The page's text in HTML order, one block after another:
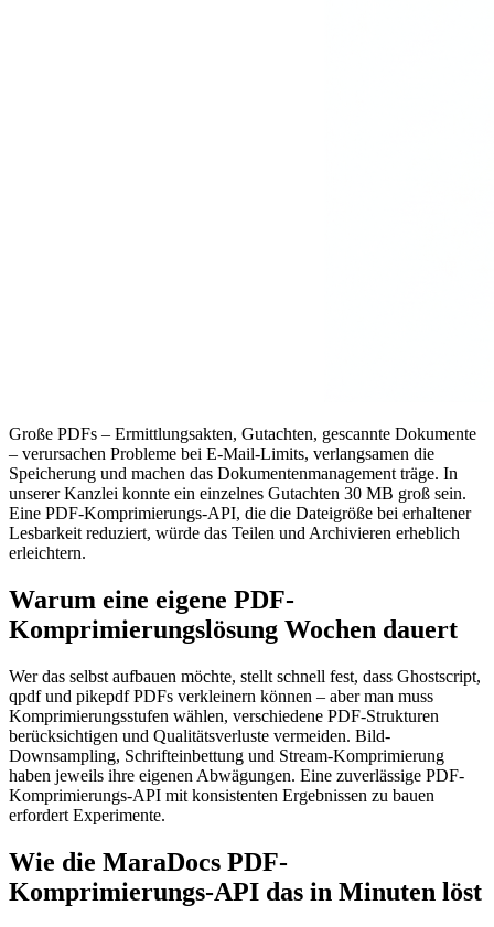
Große PDFs – Ermittlungsakten, Gutachten, gescannte Dokumente
– verursachen Probleme bei E-Mail-Limits, verlangsamen die
Speicherung und machen das Dokumentenmanagement träge. In
unserer Kanzlei konnte ein einzelnes Gutachten 30 MB groß sein.
Eine PDF-Komprimierungs-API, die die Dateigröße bei erhaltener
Lesbarkeit reduziert, würde das Teilen und Archivieren erheblich
erleichtern.
Warum eine eigene PDF-
Komprimierungslösung Wochen dauert
Wer das selbst aufbauen möchte, stellt schnell fest, dass Ghostscript,
qpdf und pikepdf PDFs verkleinern können – aber man muss
Komprimierungsstufen wählen, verschiedene PDF-Strukturen
berücksichtigen und Qualitätsverluste vermeiden. Bild-
Downsampling, Schrifteinbettung und Stream-Komprimierung
haben jeweils ihre eigenen Abwägungen. Eine zuverlässige PDF-
Komprimierungs-API mit konsistenten Ergebnissen zu bauen
erfordert Experimente.
Wie die MaraDocs PDF-
Komprimierungs-API das in Minuten löst